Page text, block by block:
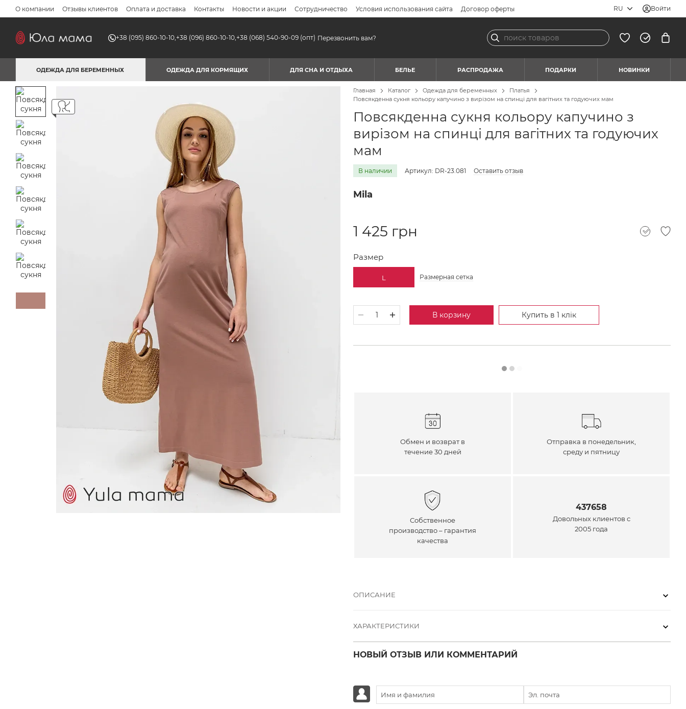
Перейти к основному контенту
О компании Отзывы клиентов Оплата и доставка Контакты Новости и акции Сотрудничество Условия использования сайта Договор оферты RU Войти
+38 (095) 860-10-10,+38 (096) 860-10-10,+38 (068) 540-90-09 (опт) Перезвонить вам?
ОДЕЖДА ДЛЯ БЕРЕМЕННЫХ ОДЕЖДА ДЛЯ КОРМЯЩИХ ДЛЯ СНА И ОТДЫХА БЕЛЬЕ РАСПРОДАЖА ПОДАРКИ НОВИНКИ
Главная Каталог Одежда для беременных
Платья
Повсякденна сукня кольору капучино з вирізом на спинці для вагітних та годуючих мам
Повсякденна сукня кольору капучино з
вирізом на спинці для вагітних та годуючих
мам
В наличии Артикул: DR-23.081 Оставить отзыв
Mila
1 425 грн
Размер
L Размерная сетка
В корзину Купить в 1 клік
Обмен и возврат в
течение 30 дней
Отправка в понедельник,
среду и пятницу
Собственное
производство – гарантия
качества
437658
Довольных клиентов с
2005 года
ОПИСАНИЕ
ХАРАКТЕРИСТИКИ
НОВЫЙ ОТЗЫВ ИЛИ КОММЕНТАРИЙ